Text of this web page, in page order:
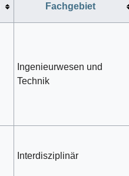
Fachgebiet
Ingenieurwesen und
Technik
Interdisziplinär